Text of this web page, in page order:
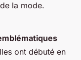
la mode.
ont débuté en